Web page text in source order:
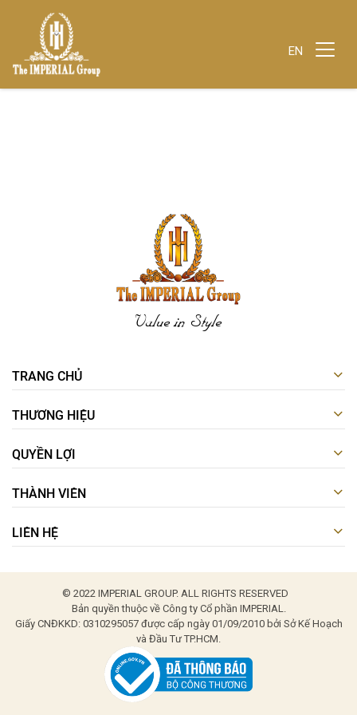
EN
Value in Style
TRANG CHỦ
THƯƠNG HIỆU
QUYỀN LỢI
THÀNH VIÊN
LIÊN HỆ
© 2022 IMPERIAL GROUP. ALL RIGHTS RESERVED
Bản quyền thuộc về Công ty Cổ phần IMPERIAL.
Giấy CNĐKKD: 0310295057 được cấp ngày 01/09/2010 bởi Sở Kế Hoạch
và Đầu Tư TP.HCM.